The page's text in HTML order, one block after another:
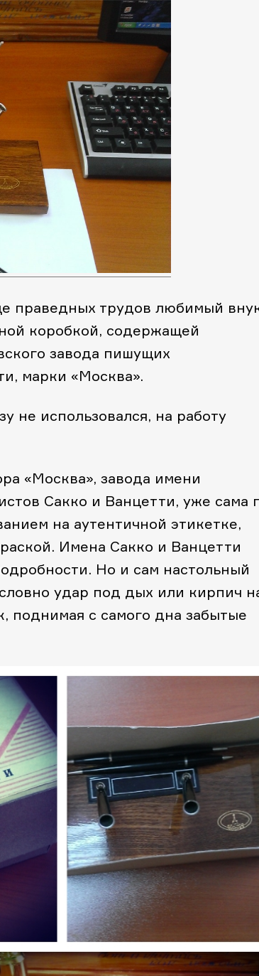
праведных трудов любимый
коробкой, содержащей
завода пишущих
марки «Москва».
не использовался, на работу
«Москва», завода имени
Сакко и Ванцетти, уже сама
на аутентичной этикетке,
Имена Сакко и Ванцетти
Но и сам настольный
удар под дых или кирпич
поднимая с самого дна забытые